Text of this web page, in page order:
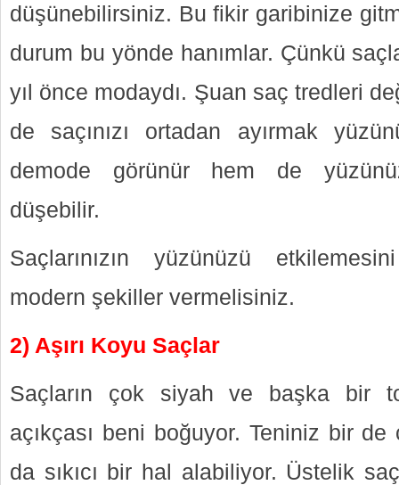
düşünebilirsiniz. Bu fikir garibinize
durum bu yönde hanımlar. Çünkü
yıl önce modaydı. Şuan saç tredleri
de saçınızı ortadan ayırmak
demode görünür hem de
düşebilir.
Saçlarınızın yüzünüzü
modern şekiller vermelisiniz.
2) Aşırı Koyu Saçlar
Saçların çok siyah ve başka bir
açıkçası beni boğuyor. Teniniz bir
da sıkıcı bir hal alabiliyor. Üstelik